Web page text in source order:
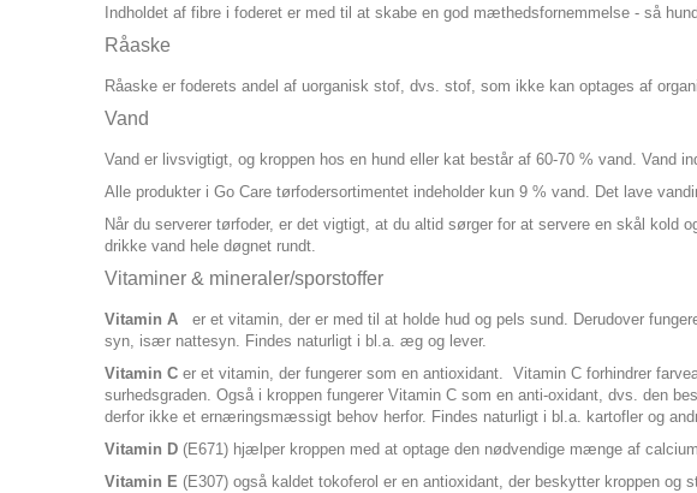
Indholdet af fibre i foderet er med til at skabe en god mæthedsfornemmelse - så
Råaske
Råaske er foderets andel af uorganisk stof, dvs. stof, som ikke kan optages af
Vand
Vand er livsvigtigt, og kroppen hos en hund eller kat består af 60-70 % vand. Vand
Alle produkter i Go Care tørfodersortimentet indeholder kun 9 % vand. Det lave
Når du serverer tørfoder, er det vigtigt, at du altid sørger for at servere en skål
drikke vand hele døgnet rundt.
Vitaminer & mineraler/sporstoffer
Vitamin A
er et vitamin, der er med til at holde hud og pels sund. Derudover
syn, især nattesyn. Findes naturligt i bl.a. æg og lever.
Vitamin C er et vitamin, der fungerer som en antioxidant. Vitamin C forhindrer
surhedsgraden. Også i kroppen fungerer Vitamin C som en anti-oxidant, dvs. den
derfor ikke et ernæringsmæssigt behov herfor. Findes naturligt i bl.a. kartofler og
Vitamin D (E671) hjælper kroppen med at optage den nødvendige mænge af
Vitamin E (E307) også kaldet tokoferol er en antioxidant, der beskytter kroppen